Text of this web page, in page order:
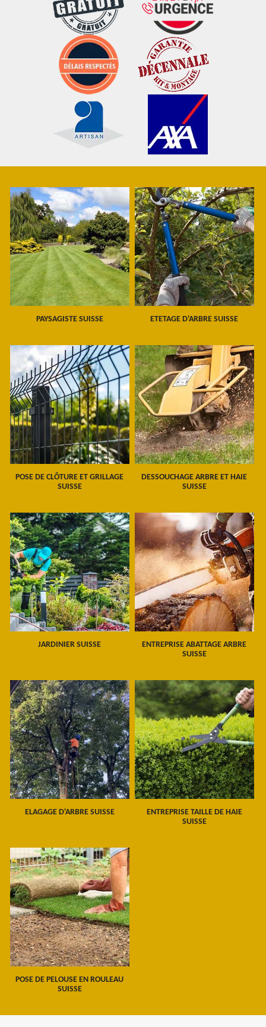
PAYSAGISTE SUISSE ETETAGE D'ARBRE SUISSE
POSE DE CLÔTURE ET GRILLAGE
SUISSE
DESSOUCHAGE ARBRE ET HAIE
SUISSE
JARDINIER SUISSE
ENTREPRISE ABATTAGE ARBRE
SUISSE
ELAGAGE D'ARBRE SUISSE
ENTREPRISE TAILLE DE HAIE
SUISSE
POSE DE PELOUSE EN ROULEAU
SUISSE